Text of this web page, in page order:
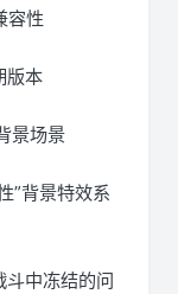
容性
版本
景场景
”背景特效系
中冻结的问